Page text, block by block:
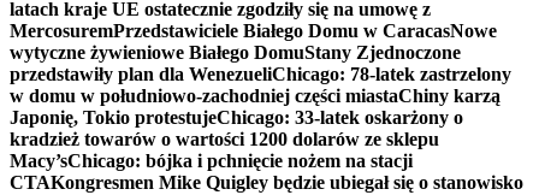
latach kraje UE ostatecznie zgodziły się na umowę z
MercosuremPrzedstawiciele Białego Domu w CaracasNowe
wytyczne żywieniowe Białego DomuStany Zjednoczone
przedstawiły plan dla WenezueliChicago: 78-latek zastrzelony
w domu w południowo-zachodniej części miastaChiny karzą
Japonię, Tokio protestujeChicago: 33-latek oskarżony o
kradzież towarów o wartości 1200 dolarów ze sklepu
Macy’sChicago: bójka i pchnięcie nożem na stacji
CTAKongresmen Mike Quigley będzie ubiegał się o stanowisko